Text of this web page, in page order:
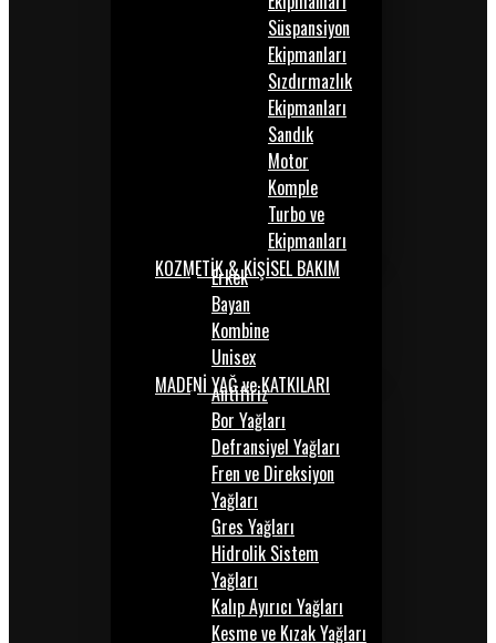
Süspansiyon
Ekipmanları
Sızdırmazlık
Ekipmanları
Sandık
Motor
Komple
Turbo ve
Ekipmanları
KOZMETİK & KİŞİSEL BAKIM
Erkek
Bayan
Kombine
Unisex
MADENİ YAĞ ve KATKILARI
Antifiriz
Bor Yağları
Defransiyel Yağları
Fren ve Direksiyon
Yağları
Gres Yağları
Hidrolik Sistem
Yağları
Kalıp Ayırıcı Yağları
Kesme ve Kızak Yağları